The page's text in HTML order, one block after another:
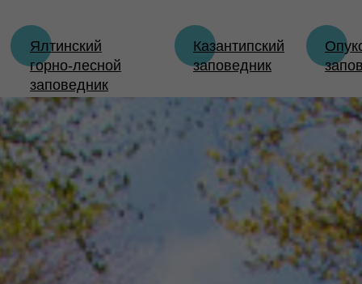
Ялтинский
горно-лесной
заповедник
Казантипский
заповедник